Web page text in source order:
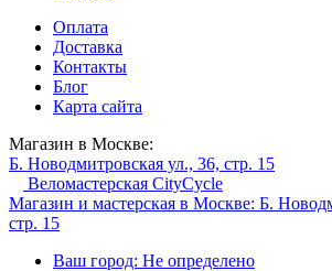
Оплата
Доставка
Контакты
Блог
Карта сайта
Магазин в Москве:
Б. Новодмитровская ул., 36, стр. 15
Веломастерская CityCycle
Магазин и мастерская в Москве: Б.
стр. 15
Ваш город: Не определено